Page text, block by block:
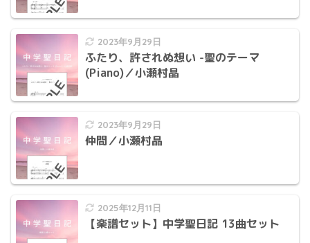
2023年9月29日
ふたり、許されぬ想い -聖のテーマ
(Piano)／小瀬村晶
2023年9月29日
仲間／小瀬村晶
2025年12月11日
【楽譜セット】中学聖日記 13曲セット